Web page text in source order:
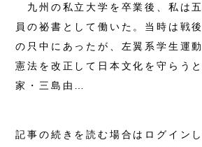
九州の私立大学を卒業後、私は
員の祕書として働いた。当時は戦
の只中にあったが、左翼系学生運
憲法を改正して日本文化を守らう
家・三島由…
記事の続きを読む場合はログイン